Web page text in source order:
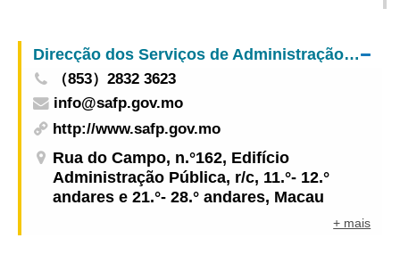
Chineses em Viagens ao Exterior” pelo segundo
ano consecutivo
Direcção dos Serviços de Administração e Função Pública
（853）2832 3623
info@safp.gov.mo
http://www.safp.gov.mo
Rua do Campo, n.°162, Edifício
Administração Pública, r/c, 11.°- 12.°
andares e 21.°- 28.° andares, Macau
+ mais